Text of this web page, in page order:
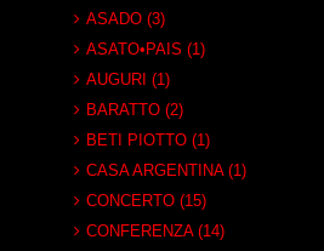
ASADO (3)
ASATO•PAIS (1)
AUGURI (1)
BARATTO (2)
BETI PIOTTO (1)
CASA ARGENTINA (1)
CONCERTO (15)
CONFERENZA (14)